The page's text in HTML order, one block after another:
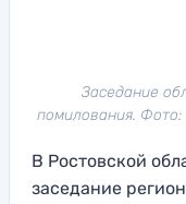
Заседание
помилования. Фото:
В Ростовской
заседание